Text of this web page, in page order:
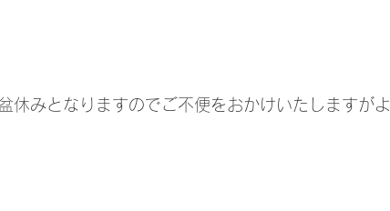
みとなりますのでご不便をおかけいたしますがよ